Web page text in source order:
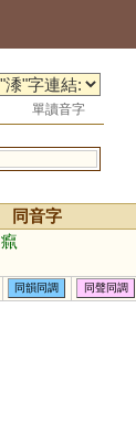
單讀音字
同音字
癙
同韻同調 同聲同調